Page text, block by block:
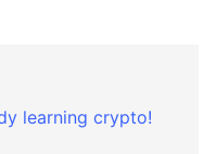
learning crypto!